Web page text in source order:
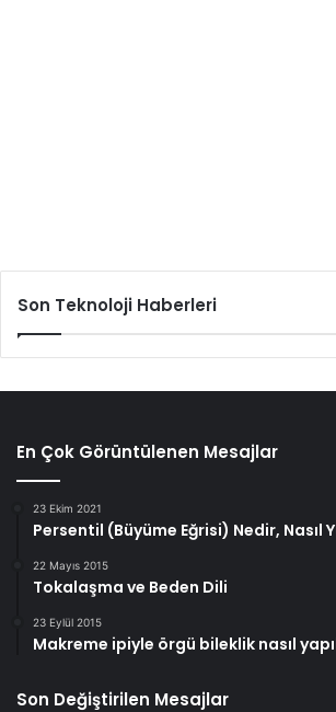
Son Teknoloji Haberleri
En Çok Görüntülenen Mesajlar
23 Ekim 2021
Persentil (Büyüme Eğrisi) Nedir, Nasıl
22 Mayıs 2015
Tokalaşma ve Beden Dili
23 Eylül 2015
Makreme ipiyle örgü bileklik nasıl
Son Değiştirilen Mesajlar